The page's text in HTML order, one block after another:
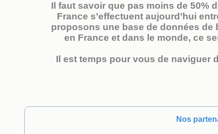
Il faut savoir que pas moins de 50%
France s’effectuent aujourd’hui
proposons une base de données de
en France et dans le monde, ce
Il est temps pour vous de naviguer
Nos